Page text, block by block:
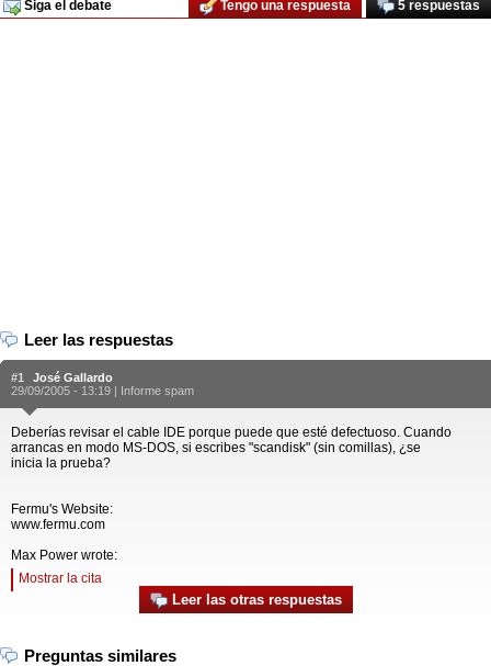
Siga el debate 5 respuestas
Tengo una respuesta
Leer las respuestas
#1
José Gallardo
29/09/2005 - 13:19 | Informe spam
Deberías revisar el cable IDE porque puede que esté defectuoso. Cuando
arrancas en modo MS-DOS, si escribes "scandisk" (sin comillas), ¿se
inicia la prueba?
Fermu's Website:
www.fermu.com
Max Power wrote:
Mostrar la cita
Leer las otras respuestas
Preguntas similares